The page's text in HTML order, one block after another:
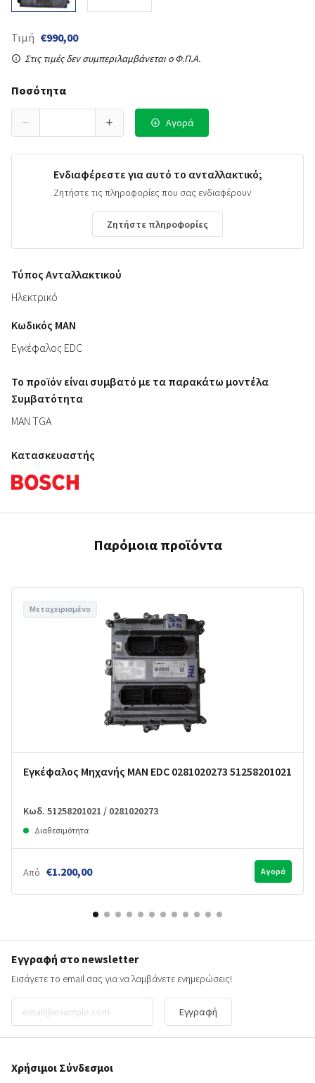
Τιμή €990,00
Στις τιμές δεν συμπεριλαμβάνεται ο Φ.Π.Α.
Ποσότητα
Αγορά
Ενδιαφέρεστε για αυτό το ανταλλακτικό;
Ζητήστε τις πληροφορίες που σας ενδιαφέρουν
Ζητήστε πληροφορίες
Τύπος Ανταλλακτικού
Ηλεκτρικό
Κωδικός ΜΑΝ
Εγκέφαλος EDC
Το προϊόν είναι συμβατό με τα παρακάτω μοντέλα
Συμβατότητα
MAN TGA
Κατασκευαστής
Παρόμοια προϊόντα
Μεταχειρισμένο
Εγκέφαλος Μηχανής MAN EDC 0281020273 51258201021
Κωδ. 51258201021 / 0281020273
Διαθεσιμότητα
Από €1.200,00 Αγορά
Εγγραφή στο newsletter
Εισάγετε το email σας για να λαμβάνετε ενημερώσεις!
Εγγραφή
Χρήσιμοι Σύνδεσμοι